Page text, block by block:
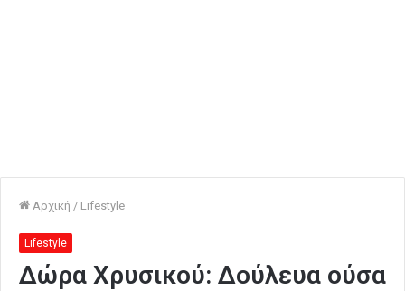
Αρχική / Lifestyle
Lifestyle
Δώρα Χρυσικού: Δούλευα ούσα